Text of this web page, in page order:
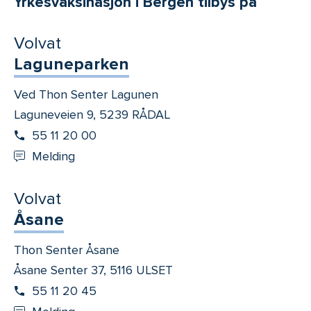
Volvat
Laguneparken
Ved Thon Senter Lagunen
Laguneveien 9, 5239 RÅDAL
55 11 20 00
Melding
Volvat
Åsane
Thon Senter Åsane
Åsane Senter 37, 5116 ULSET
55 11 20 45